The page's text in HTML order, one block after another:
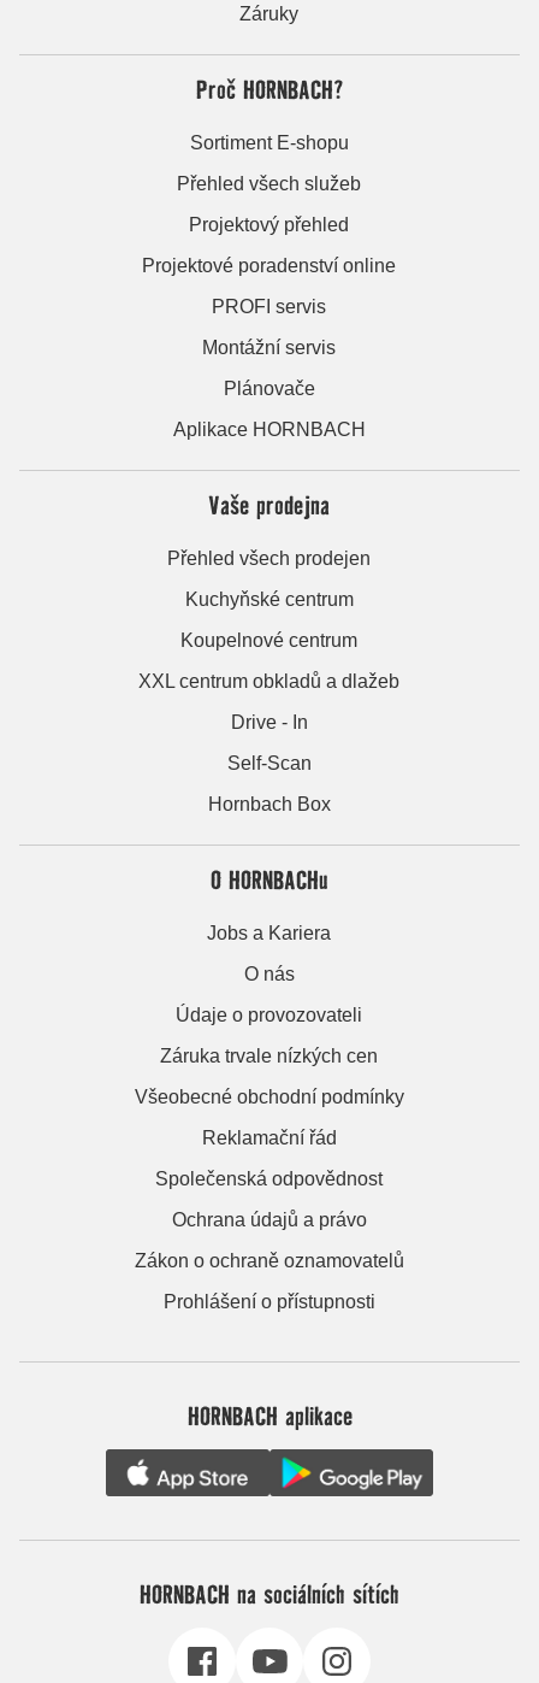
Záruky
Proč HORNBACH?
Sortiment E-shopu
Přehled všech služeb
Projektový přehled
Projektové poradenství online
PROFI servis
Montážní servis
Plánovače
Aplikace HORNBACH
Vaše prodejna
Přehled všech prodejen
Kuchyňské centrum
Koupelnové centrum
XXL centrum obkladů a dlažeb
Drive - In
Self-Scan
Hornbach Box
O HORNBACHu
Jobs a Kariera
O nás
Údaje o provozovateli
Záruka trvale nízkých cen
Všeobecné obchodní podmínky
Reklamační řád
Společenská odpovědnost
Ochrana údajů a právo
Zákon o ochraně oznamovatelů
Prohlášení o přístupnosti
HORNBACH aplikace
HORNBACH na sociálních sítích